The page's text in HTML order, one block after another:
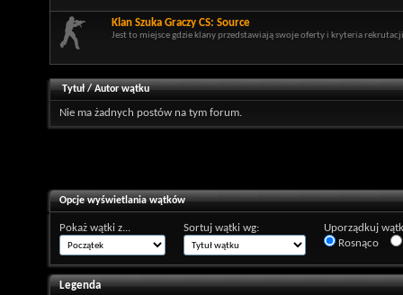
Klan Szuka Graczy CS: Source
Jest to miejsce gdzie klany przedstawiają swoje oferty i kryteria
Tytuł/Autor wątku
Nie ma żadnych postów na tym forum.
Opcje wyświetlania wątków
Pokaż wątki z... Sortuj wątki wg:
Uporządkuj
Rosnąco
Legenda